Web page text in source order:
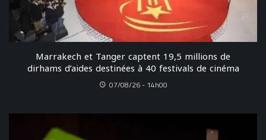
Marrakech et Tanger captent 19,5 millions de
dirhams d’aides destinées à 40 festivals de cinéma
07/08/26 - 14h00